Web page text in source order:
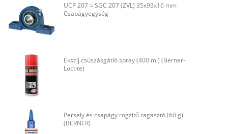
UCP 207 = SGC 207 (ZVL) 35x93x16 mm
Csapágyegység
Ékszíj csúszásgátló spray (400 ml) (Berner-
Loctite)
Persely és csapágy rögzítő ragasztó (60 g)
(BERNER)